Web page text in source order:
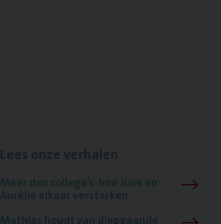
Meer dan collega’s: hoe Julie en
Aurélie elkaar versterken
Mathias houdt van diepgaande